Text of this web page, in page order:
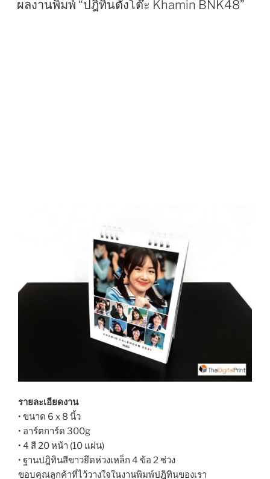
S
ผลงานพิมพ์ “ปฎิทินตั้งโต๊ะ Khamin BNK48”
รายละเอียดงาน
• ขนาด 6 x 8 นิ้ว
• อาร์ตการ์ด 300g
• 4 สี 20 หน้า (10 แผ่น)
• ฐานปฎิทินสีขาวยึดห่วงเหล็ก 4 ข้อ 2 ช่วง
ขอบคุณลูกค้าที่ไว้วางใจในงานพิมพ์ปฎิทินของเรา